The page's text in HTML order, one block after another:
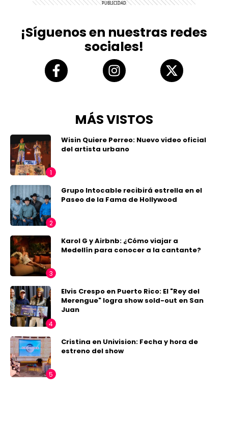
¡Síguenos en nuestras redes
sociales!
MÁS VISTOS
Wisin Quiere Perreo: Nuevo video oficial
del artista urbano
Grupo Intocable recibirá estrella en el
Paseo de la Fama de Hollywood
Karol G y Airbnb: ¿Cómo viajar a
Medellín para conocer a la cantante?
Elvis Crespo en Puerto Rico: El "Rey del
Merengue" logra show sold-out en San
Juan
Cristina en Univision: Fecha y hora de
estreno del show